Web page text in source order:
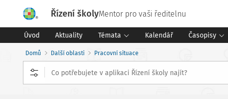
Řízení školyMentor pro vaši ředitelnu
Úvod Aktuality Témata Kalendář Časopisy
Domů Další oblasti Pracovní situace